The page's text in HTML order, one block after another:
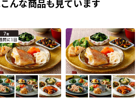
んな商品も見ています